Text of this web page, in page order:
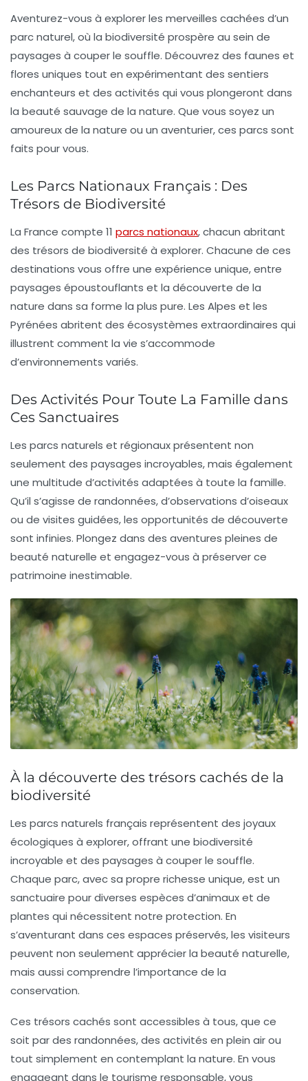
Aventurez-vous à explorer les merveilles cachées d’un
parc naturel, où la biodiversité prospère au sein de
paysages à couper le souffle. Découvrez des faunes et
flores uniques tout en expérimentant des sentiers
enchanteurs et des activités qui vous plongeront dans
la beauté sauvage de la nature. Que vous soyez un
amoureux de la nature ou un aventurier, ces parcs sont
faits pour vous.
Les Parcs Nationaux Français : Des
Trésors de Biodiversité
La France compte 11 parcs nationaux, chacun abritant
des trésors de biodiversité à explorer. Chacune de ces
destinations vous offre une expérience unique, entre
paysages époustouflants et la découverte de la
nature dans sa forme la plus pure. Les Alpes et les
Pyrénées abritent des écosystèmes extraordinaires qui
illustrent comment la vie s’accommode
d’environnements variés.
Des Activités Pour Toute La Famille dans
Ces Sanctuaires
Les parcs naturels et régionaux présentent non
seulement des paysages incroyables, mais également
une multitude d’activités adaptées à toute la famille.
Qu’il s’agisse de randonnées, d’observations d’oiseaux
ou de visites guidées, les opportunités de découverte
sont infinies. Plongez dans des aventures pleines de
beauté naturelle et engagez-vous à préserver ce
patrimoine inestimable.
À la découverte des trésors cachés de la
biodiversité
Les parcs naturels français représentent des joyaux
écologiques à explorer, offrant une biodiversité
incroyable et des paysages à couper le souffle.
Chaque parc, avec sa propre richesse unique, est un
sanctuaire pour diverses espèces d’animaux et de
plantes qui nécessitent notre protection. En
s’aventurant dans ces espaces préservés, les visiteurs
peuvent non seulement apprécier la beauté naturelle,
mais aussi comprendre l’importance de la
conservation.
Ces trésors cachés sont accessibles à tous, que ce
soit par des randonnées, des activités en plein air ou
tout simplement en contemplant la nature. En vous
engageant dans le tourisme responsable, vous